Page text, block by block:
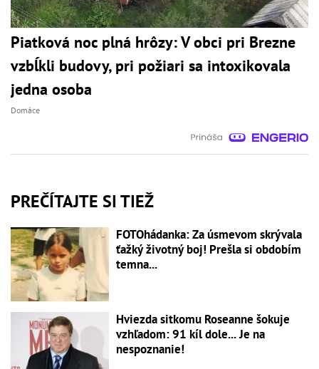
Piatková noc plná hrôzy: V obci pri Brezne
vzbĺkli budovy, pri požiari sa intoxikovala
jedna osoba
Domáce
PREČÍTAJTE SI TIEŽ
FOTOhádanka: Za úsmevom skrývala
ťažký životný boj! Prešla si obdobím
temna...
Hviezda sitkomu Roseanne šokuje
vzhľadom: 91 kíl dole... Je na
nespoznanie!